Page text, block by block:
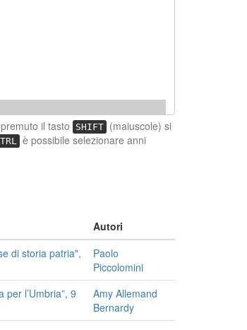
il tasto SHIFT (maiuscole) si
è possibile selezionare anni
Autori
di storia patria",
Paolo
Piccolomini
l’Umbria”, 9
Amy Allemand
Bernardy